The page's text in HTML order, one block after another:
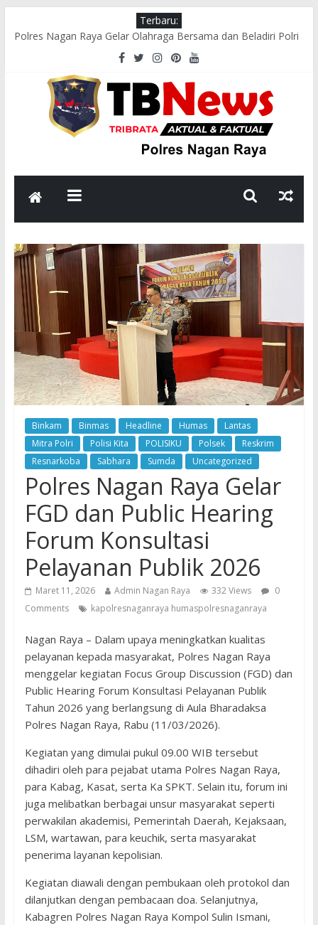
Terbaru:
Polres Nagan Raya Gelar Olahraga Bersama dan Beladiri Polri
untuk Tingkatkan Kebugaran Personel
Wakapolres Nagan Raya Himbau Seluruh Personel Tingkatkan
Disiplin dan Profesionalisme
Polsek Seunagan Timur Polres Nagan Raya Gelar Patroli
Dialogis, Perkuat Sinergi dengan Masyarakat Jaga Kamtibmas
Wakapolres Nagan Raya Hadiri Pelepasan Kontingen Pramuka
Menuju Cibubur di Pendopo Bupati
Polsek Kuala Pesisir Imbau Nelayan Utamakan Keselamatan di
Tengah Cuaca Ekstrem
Binkam Binmas Headline Humas
Lantas
Mitra Polri
Polisi Kita POLISIKU Polsek
Reskrim
Resnarkoba
Sabhara Sumda Uncategorized
Polres Nagan Raya Gelar
FGD dan Public Hearing
Forum Konsultasi
Pelayanan Publik 2026
Maret 11, 2026 Admin Nagan Raya 332 Views
0
Comments
kapolresnaganraya humaspolresnaganraya
Nagan Raya – Dalam upaya meningkatkan kualitas
pelayanan kepada masyarakat, Polres Nagan Raya
menggelar kegiatan Focus Group Discussion (FGD) dan
Public Hearing Forum Konsultasi Pelayanan Publik
Tahun 2026 yang berlangsung di Aula Bharadaksa
Polres Nagan Raya, Rabu (11/03/2026).
Kegiatan yang dimulai pukul 09.00 WIB tersebut
dihadiri oleh para pejabat utama Polres Nagan Raya,
para Kabag, Kasat, serta Ka SPKT. Selain itu, forum ini
juga melibatkan berbagai unsur masyarakat seperti
perwakilan akademisi, Pemerintah Daerah, Kejaksaan,
LSM, wartawan, para keuchik, serta masyarakat
penerima layanan kepolisian.
Kegiatan diawali dengan pembukaan oleh protokol dan
dilanjutkan dengan pembacaan doa. Selanjutnya,
Kabagren Polres Nagan Raya Kompol Sulin Ismani,